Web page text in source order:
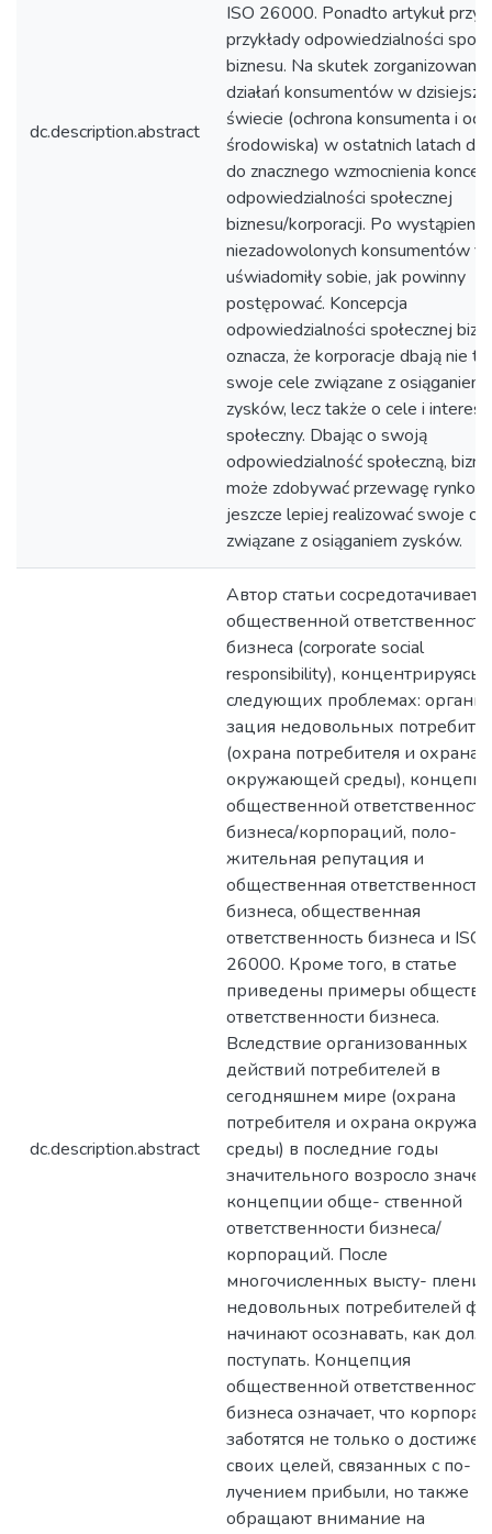
dc.description.abstract
ISO 26000. Ponadto artykuł
przykłady odpowiedzialności
biznesu. Na skutek
działań konsumentów w
świecie (ochrona konsumenta i
środowiska) w ostatnich latach
do znacznego wzmocnienia
odpowiedzialności społecznej
biznesu/korporacji. Po
niezadowolonych konsumentów
uświadomiły sobie, jak powinny
postępować. Koncepcja
odpowiedzialności społecznej
oznacza, że korporacje dbają nie
swoje cele związane z osiąganiem
zysków, lecz także o cele i interes
społeczny. Dbając o swoją
odpowiedzialność społeczną,
może zdobywać przewagę
jeszcze lepiej realizować swoje
związane z osiąganiem zysków.
dc.description.abstract
Автор статьи
общественной ответственности
бизнеса (corporate social
responsibility), концентрируясь
следующих проблемах: органи-
зация недовольных
(охрана потребителя и охрана
окружающей среды),
общественной ответственности
бизнеса/корпораций, поло-
жительная репутация и
общественная ответственность
бизнеса, общественная
ответственность бизнеса и ISO
26000. Кроме того, в статье
приведены примеры
ответственности бизнеса.
Вследствие организованных
действий потребителей в
сегодняшнем мире (охрана
потребителя и охрана
среды) в последние годы
значительного возросло
концепции обще- ственной
ответственности бизнеса/
корпораций. После
многочисленных высту- плений
недовольных потребителей
начинают осознавать, как
поступать. Концепция
общественной ответственности
бизнеса означает, что
заботятся не только о
своих целей, связанных с по-
лучением прибыли, но также
обращают внимание на